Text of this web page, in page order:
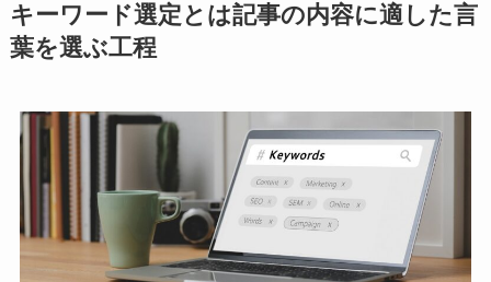
キーワード選定とは記事の内容に適した言
葉を選ぶ工程